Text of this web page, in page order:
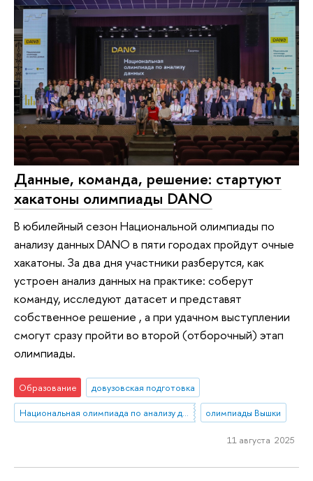
Данные, команда, решение: стартуют
хакатоны олимпиады DANO
В юбилейный сезон Национальной олимпиады по
анализу данных DANO в пяти городах пройдут очные
хакатоны. За два дня участники разберутся, как
устроен анализ данных на практике: соберут
команду, исследуют датасет и представят
собственное решение , а при удачном выступлении
смогут сразу пройти во второй (отборочный) этап
олимпиады.
Образование
довузовская подготовка
Национальная олимпиада по анализу данных «DANO»
олимпиады Вышки
11 августа 2025